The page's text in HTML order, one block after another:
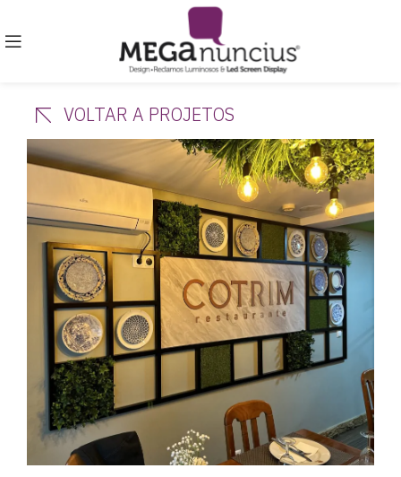
VOLTAR A PROJETOS